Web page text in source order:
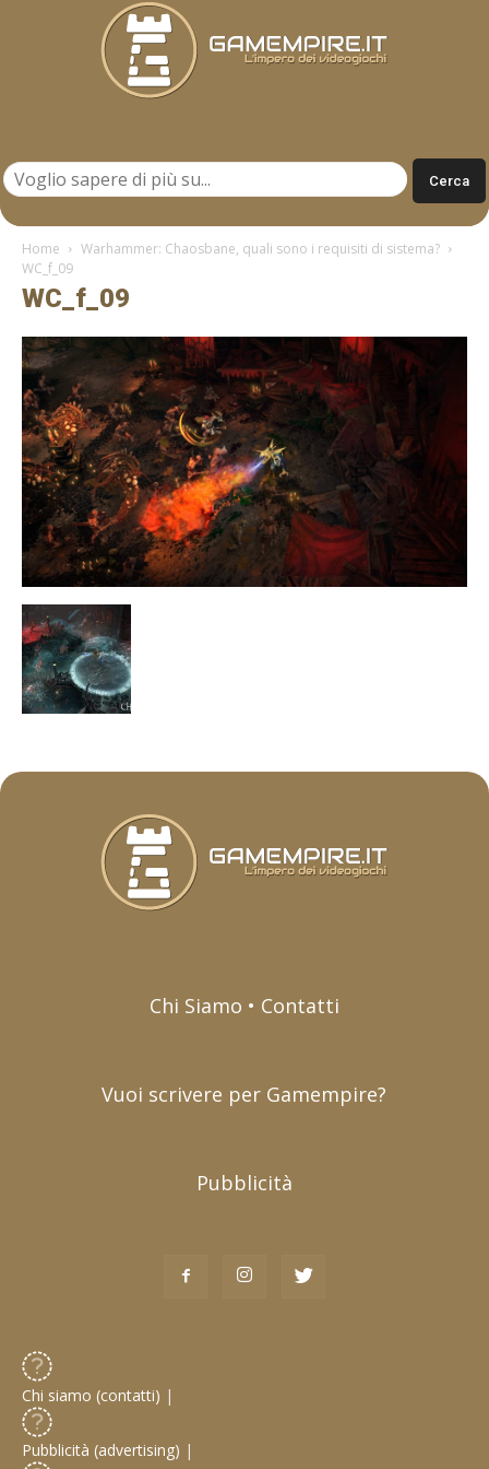
Home
Warhammer: Chaosbane, quali sono i requisiti di sistema?
WC_f_09
WC_f_09
Chi Siamo • Contatti
Vuoi scrivere per Gamempire?
Pubblicità
Chi siamo (contatti) |
Pubblicità (advertising) |